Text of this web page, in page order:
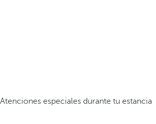
Atenciones especiales durante tu estancia